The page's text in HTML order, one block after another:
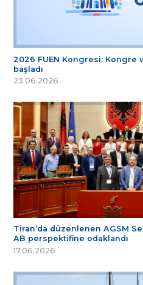
2026 FUEN Kongresi: Kongre
başladı
23.06.2026
Tiran’da düzenlenen AGSM
AB perspektifine odaklandı
17.06.2026